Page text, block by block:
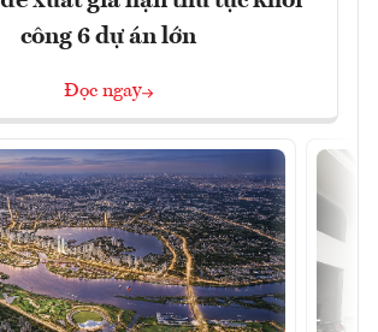
công 6 dự án lớn
Đọc ngay